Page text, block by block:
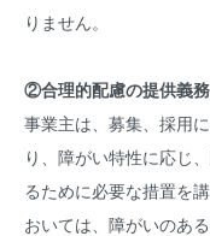
りません。
②合理的配慮の提供義務
事業主は、募集、採用
り、障がい特性に応じ
るために必要な措置を
おいては、障がいのあ